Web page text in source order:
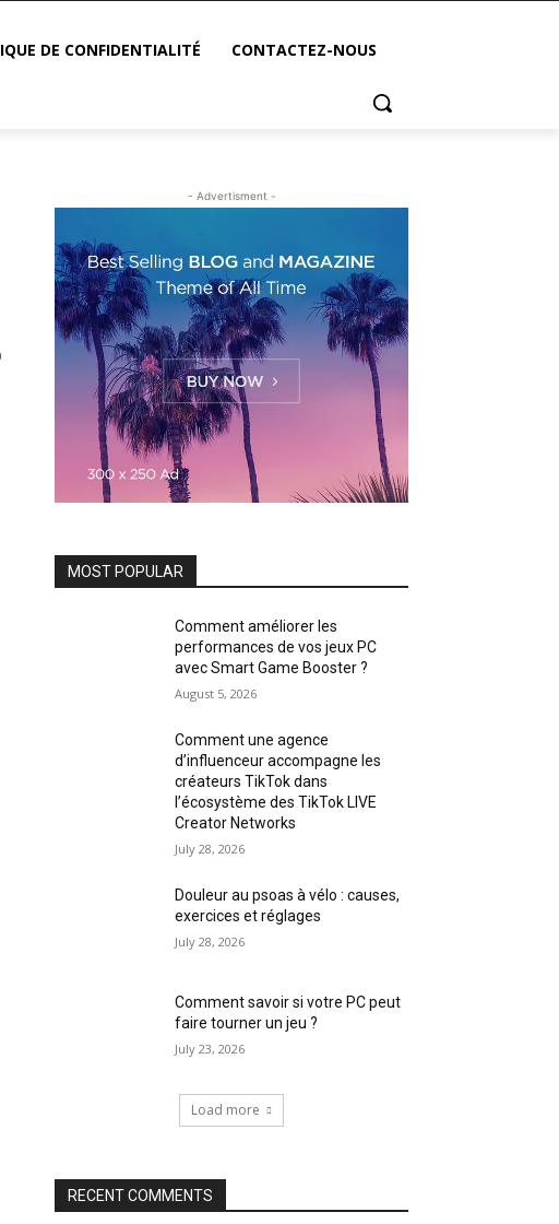
DE CONFIDENTIALITÉ CONTACTEZ-NOUS
- Advertisment -
MOST POPULAR
Comment améliorer les
performances de vos jeux PC
avec Smart Game Booster ?
August 5, 2026
Comment une agence
d’influenceur accompagne les
créateurs TikTok dans
l’écosystème des TikTok LIVE
Creator Networks
July 28, 2026
Douleur au psoas à vélo : causes,
exercices et réglages
July 28, 2026
Comment savoir si votre PC peut
faire tourner un jeu ?
July 23, 2026
Load more
RECENT COMMENTS